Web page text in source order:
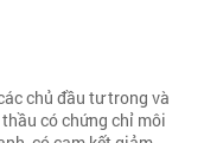
chủ đầu tư trong và
có chứng chỉ môi